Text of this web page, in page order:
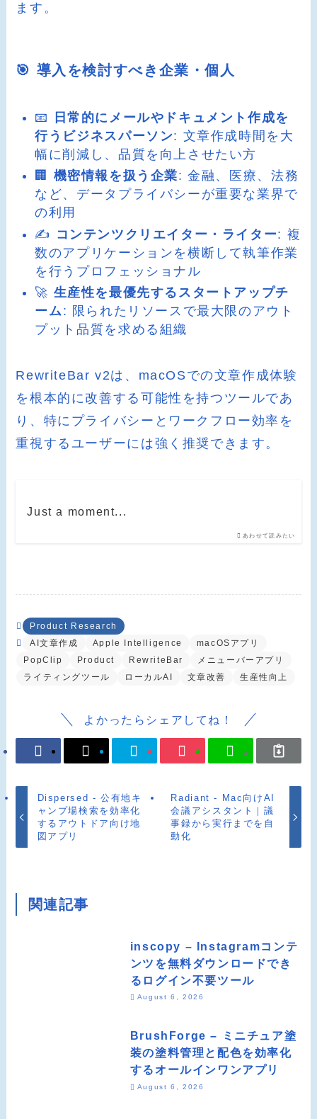
ます。
🎯 導入を検討すべき企業・個人
📧
日常的にメールやドキュメント作成を
行うビジネスパーソン: 文章作成時間を大
幅に削減し、品質を向上させたい方
🏢 機密情報を扱う企業: 金融、医療、法務
など、データプライバシーが重要な業界で
の利用
✍️ コンテンツクリエイター・ライター: 複
数のアプリケーションを横断して執筆作業
を行うプロフェッショナル
🚀 生産性を最優先するスタートアップチ
ーム: 限られたリソースで最大限のアウト
プット品質を求める組織
RewriteBar v2は、macOSでの文章作成体験
を根本的に改善する可能性を持つツールであ
り、特にプライバシーとワークフロー効率を
重視するユーザーには強く推奨できます。
あわせて読みたい
Just a moment...
Product Research
AI文章作成
Apple Intelligence
macOSアプリ
PopClip
Product RewriteBar
メニューバーアプリ
ライティングツール
ローカルAI 文章改善 生産性向上
よかったらシェアしてね！
Dispersed - 公有地キ
ャンプ場検索を効率化
するアウトドア向け地
図アプリ
Radiant - Mac向けAI
会議アシスタント｜議
事録から実行までを自
動化
関連記事
inscopy – Instagramコンテ
ンツを無料ダウンロードでき
るログイン不要ツール
August 6, 2026
BrushForge – ミニチュア塗
装の塗料管理と配色を効率化
するオールインワンアプリ
August 6, 2026